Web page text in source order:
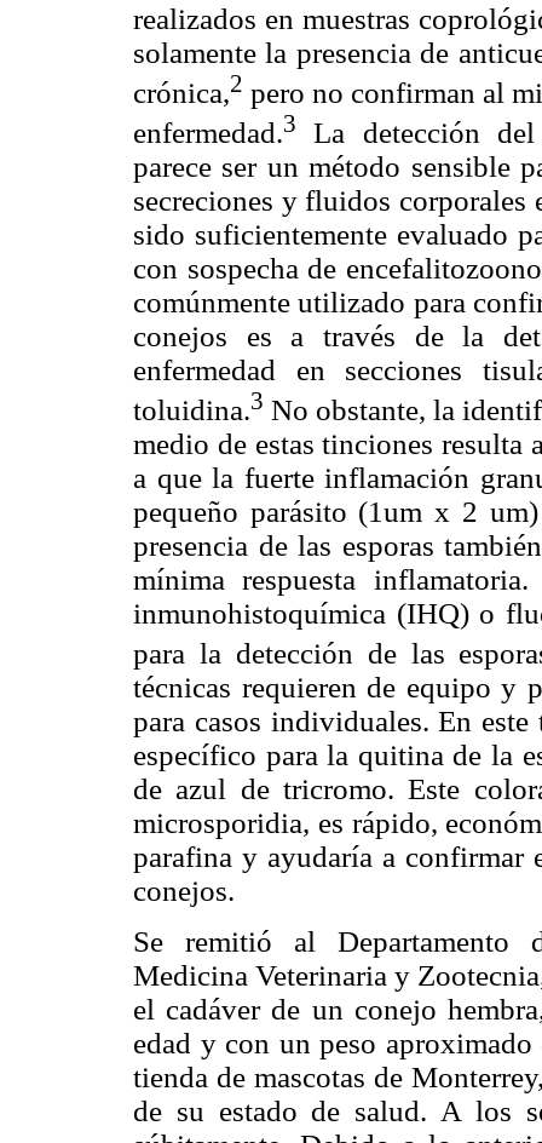
realizados en muestras
solamente la presencia de
crónica,2 pero no confirman al
enfermedad.3
La detección
parece ser un método sensible
secreciones y fluidos corporales
sido suficientemente evaluado
con sospecha de
comúnmente utilizado para
conejos es a través de la
enfermedad en secciones
toluidina.3 No obstante, la
medio de estas tinciones
a que la fuerte inflamación
pequeño parásito (1um x 2
presencia de las esporas
mínima respuesta
inmunohistoquímica (IHQ) o
para la detección de las
técnicas requieren de equipo y
para casos individuales. En
específico para la quitina de la
de azul de tricromo. Este
microsporidia, es rápido,
parafina y ayudaría a
conejos.
Se remitió al Departamento
Medicina Veterinaria y
el cadáver de un conejo
edad y con un peso
tienda de mascotas de
de su estado de salud. A los